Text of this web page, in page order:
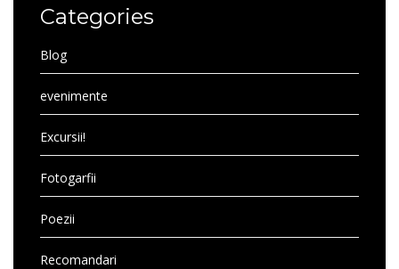
Categories
Blog
evenimente
Excursii!
Fotogarfii
Poezii
Recomandari